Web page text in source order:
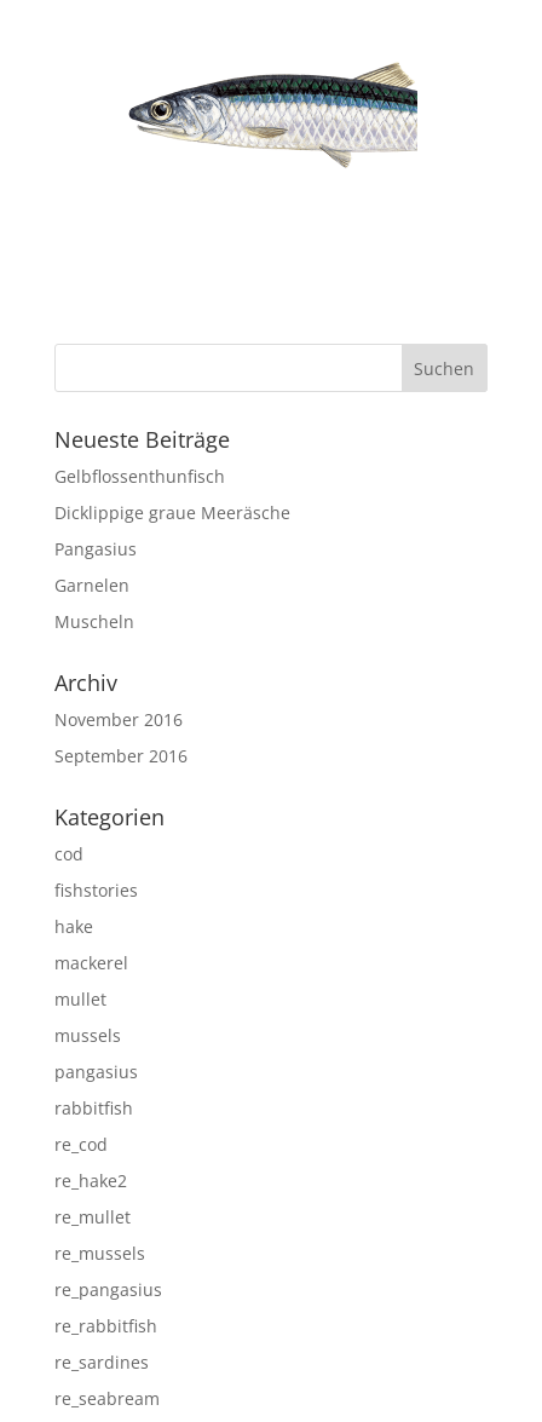
Neueste Beiträge
Gelbflossenthunfisch
Dicklippige graue Meeräsche
Pangasius
Garnelen
Muscheln
Archiv
November 2016
September 2016
Kategorien
cod
fishstories
hake
mackerel
mullet
mussels
pangasius
rabbitfish
re_cod
re_hake2
re_mullet
re_mussels
re_pangasius
re_rabbitfish
re_sardines
re_seabream